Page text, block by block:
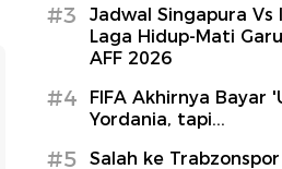
#3
Jadwal Singapura Vs
Laga Hidup-Mati
AFF 2026
#4
FIFA Akhirnya Bayar
Yordania, tapi...
#5
Salah ke